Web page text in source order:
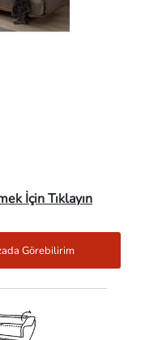
İçin Tıklayın
Görebilirim